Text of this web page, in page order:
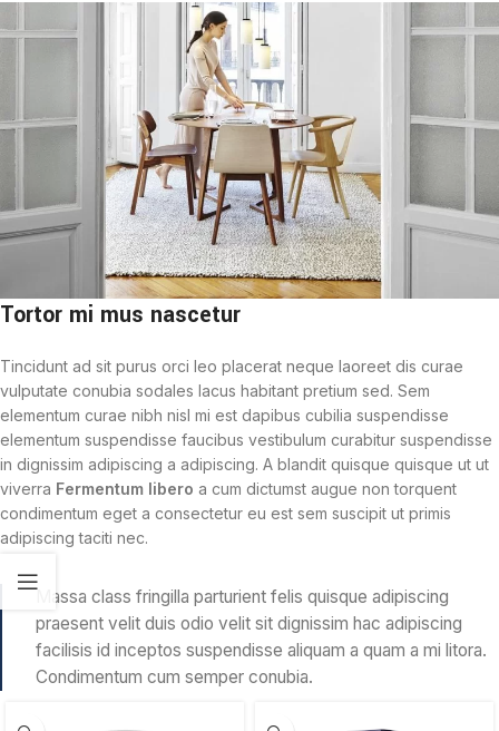
Tortor mi mus nascetur
Tincidunt ad sit purus orci leo placerat neque laoreet dis curae
vulputate conubia sodales lacus habitant pretium sed. Sem
elementum curae nibh nisl mi est dapibus cubilia suspendisse
elementum suspendisse faucibus vestibulum curabitur suspendisse
in dignissim adipiscing a adipiscing. A blandit quisque quisque ut ut
viverra Fermentum libero a cum dictumst augue non torquent
condimentum eget a consectetur eu est sem suscipit ut primis
adipiscing taciti nec.
Massa class fringilla parturient felis quisque adipiscing
praesent velit duis odio velit sit dignissim hac adipiscing
facilisis id inceptos suspendisse aliquam a quam a mi litora.
Condimentum cum semper conubia.